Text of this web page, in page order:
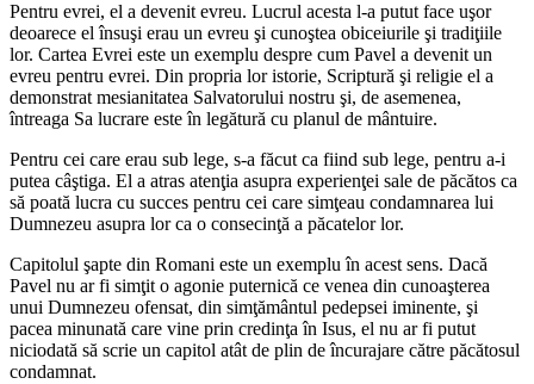
Pentru evrei, el a devenit evreu. Lucrul acesta l-a putut face uşor
deoarece el însuşi erau un evreu şi cunoştea obiceiurile şi tradiţiile
lor. Cartea Evrei este un exemplu despre cum Pavel a devenit un
evreu pentru evrei. Din propria lor istorie, Scriptură şi religie el a
demonstrat mesianitatea Salvatorului nostru şi, de asemenea,
întreaga Sa lucrare este în legătură cu planul de mântuire.
Pentru cei care erau sub lege, s-a făcut ca fiind sub lege, pentru a-i
putea câştiga. El a atras atenţia asupra experienţei sale de păcătos ca
să poată lucra cu succes pentru cei care simţeau condamnarea lui
Dumnezeu asupra lor ca o consecinţă a păcatelor lor.
Capitolul şapte din Romani este un exemplu în acest sens. Dacă
Pavel nu ar fi simţit o agonie puternică ce venea din cunoaşterea
unui Dumnezeu ofensat, din simţământul pedepsei iminente, şi
pacea minunată care vine prin credinţa în Isus, el nu ar fi putut
niciodată să scrie un capitol atât de plin de încurajare către păcătosul
condamnat.